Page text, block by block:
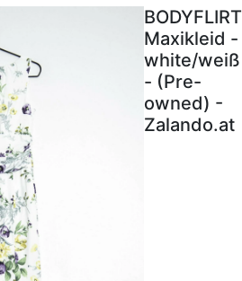
BODYFLIRT
Maxikleid -
white/weiß
- (Pre-
owned) -
Zalando.at